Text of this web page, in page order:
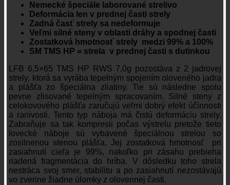
Nemecké špeciále laborované strelivo
Deformácia len v prednej časti strely
Zadná časť strely sa nedeformuje
Veľmi silné steny v oblasti dráhy a spodnej časti
Zostatková hmotnosť strely medzi 99% a 100%
SM TMS HP = strela v prednej časti s dutinkou
LFB 6,5×65 TMS HP RWS 7,0g pozostáva z 2 jadrovej
strely, ktorá sa vyrába tepelným spojením oloveného jadra
a plášťa zo špeciálna zliatiny. Tie sú následne spolu
pevne zlisované tepelným spracovaním. Silné steny z
celokovového plášťa zaručujú veľmi dobrý efekt účinnosti
a ranivosti. Tento typ náboja má čistú deformáciu strely.
Zabraňuje sa tak kompresii počas výstrelu pretože tieto
lovecké náboje sú vybavené špeciálnou strelou so
zosilnenou stenou plášťa. Jej zostatková hmotnosť pri
zasiahnutí cieľa je 99%, nakoľko pri zásahu prebieha
riadená fragmentácia do hríba. V dôsledku toho strela
nestráca svoj smer, stabilitu a po zasiahnutí nezostávajú
vo zverine žiadne úlomky z olovennej časti.